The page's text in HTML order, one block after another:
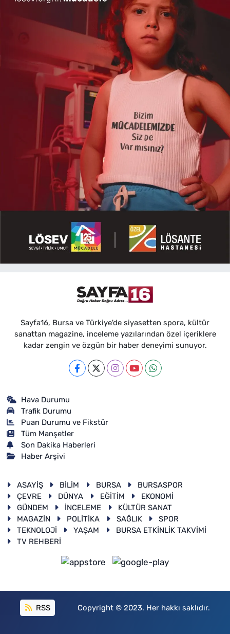
Sayfa16, Bursa ve Türkiye'de siyasetten spora, kültür
sanattan magazine, inceleme yazılarından özel içeriklere
kadar zengin ve özgün bir haber deneyimi sunuyor.
Hava Durumu
Trafik Durumu
Puan Durumu ve Fikstür
Tüm Manşetler
Son Dakika Haberleri
Haber Arşivi
ASAYİŞ BİLİM BURSA
BURSASPOR
ÇEVRE
DÜNYA EĞİTİM
EKONOMİ
GÜNDEM
İNCELEME
KÜLTÜR SANAT
MAGAZİN
POLİTİKA SAĞLIK
SPOR
TEKNOLOJİ
YAŞAM
BURSA ETKİNLİK TAKVİMİ
TV REHBERİ
RSS Copyright © 2023. Her hakkı saklıdır.